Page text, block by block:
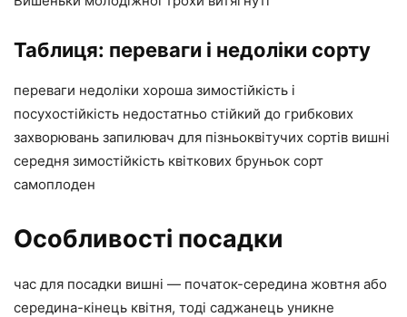
Таблиця: переваги і недоліки сорту
переваги недоліки хороша зимостійкість і
посухостійкість недостатньо стійкий до грибкових
захворювань запилювач для пізньоквітучих сортів вишні
середня зимостійкість квіткових бруньок сорт
самоплоден
Особливості посадки
час для посадки вишні — початок-середина жовтня або
середина-кінець квітня, тоді саджанець уникне